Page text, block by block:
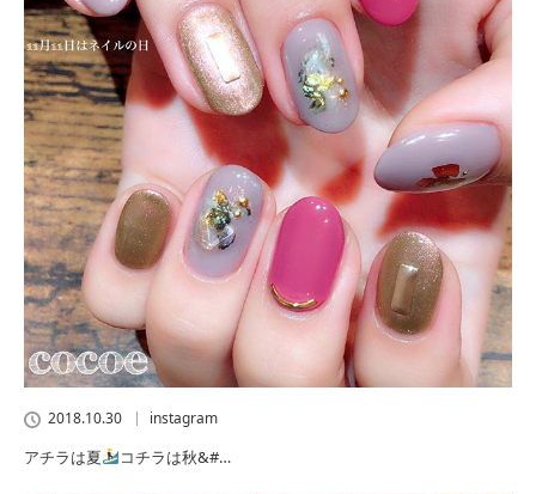
2018.10.30 instagram
アチラは夏 コチラは秋&#…